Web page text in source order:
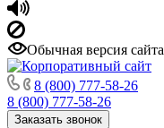
Обычная версия сайта
8 (800) 777-58-26
8 (800) 777-58-26
Заказать звонок